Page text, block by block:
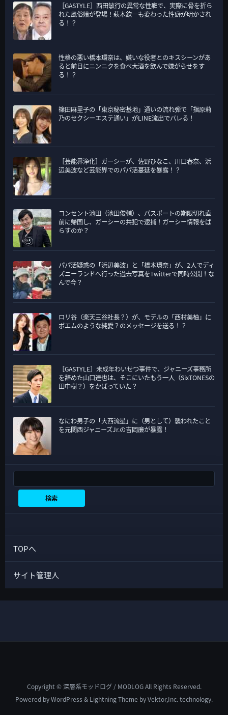
［GASTYLE］西田敏行の異常な性癖で、実際に骨を折ら
れた風俗嬢が登場！萩本欽一も変わった性癖が明かされ
る！？
性格の悪い橋本環奈は、嫌いな役者とのキスシーンがあ
ると前日にニンニクを食べ大酒を飲んで嫌がらせをす
る！？
篠田麻里子の「東京秘密基地」通いの流れ弾で「指原莉
乃のセクシーエステ通い」がLINE流出でバレる！
［芸能界浄化］ガーシーが、佐野ひなこ、川口春奈、浜
辺美波など芸能界でのパパ活蔓延を暴露！？
コンセント池田（池田俊輔）、パスポートの期限切れ直
前に帰国し、ガーシーの共犯で逮捕！ガーシー情報をば
らすのか？
パパ活疑惑の「浜辺美波」と「橋本環奈」が、2人でディ
ズニーランドへ行った過去写真をTwitterで同時公開！な
んで今？
ロリ谷（楽天三谷社長？）が、モデルの「西村美柚」に
ポエムのような純愛？のメッセージを送る！？
［GASTYLE］未成年わいせつ事件で、ジャニーズ事務所
を辞めた山口達也は、そこにいたもう一人（SixTONESの
田中樹？）をかばっていた？
なにわ男子の「大西流星」に（男として）襲われたこと
を元関西ジャニーズJr.の吉岡廉が暴露！
検索
TOPへ
サイト管理人
Copyright © 深層系モッドログ / MODLOG All Rights Reserved.
Powered byWordPress & Lightning Theme by Vektor,Inc. technology.